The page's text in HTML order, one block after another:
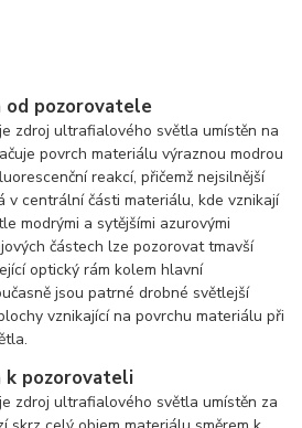
od pozorovatele
zdroj ultrafialového světla umístěn na
povrch materiálu výraznou modrou
reakcí, přičemž nejsilnější
v centrální části materiálu, kde vznikají
modrými a sytějšími azurovými
částech lze pozorovat tmavší
optický rám kolem hlavní
jsou patrné drobné světlejší
vznikající na povrchu materiálu při
k pozorovateli
zdroj ultrafialového světla umístěn za